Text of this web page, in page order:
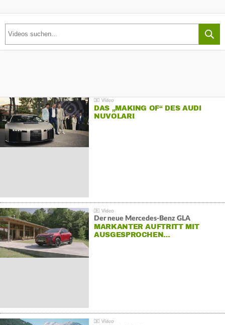
DAS „MAKING OF“ DES AUDI
NUVOLARI
Der neue Mercedes-Benz GLA
MARKANTER AUFTRITT MIT
AUSGESPROCHEN…